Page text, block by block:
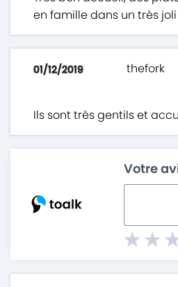
en famille dans un très
01/12/2019 thefork
Ils sont très gentils et
Votre